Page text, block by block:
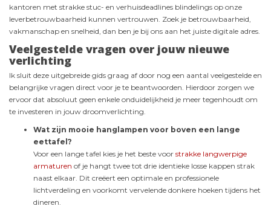
kantoren met strakke stuc- en verhuisdeadlines blindelings op onze
leverbetrouwbaarheid kunnen vertrouwen. Zoek je betrouwbaarheid,
vakmanschap en snelheid, dan ben je bij ons aan het juiste digitale adres.
Veelgestelde vragen over jouw nieuwe
verlichting
Ik sluit deze uitgebreide gids graag af door nog een aantal veelgestelde en
belangrijke vragen direct voor je te beantwoorden. Hierdoor zorgen we
ervoor dat absoluut geen enkele onduidelijkheid je meer tegenhoudt om
te investeren in jouw droomverlichting.
Wat zijn mooie hanglampen voor boven een lange
eettafel?
Voor een lange tafel kies je het beste voor strakke langwerpige
armaturen of je hangt twee tot drie identieke losse kappen strak
naast elkaar. Dit creëert een optimale en professionele
lichtverdeling en voorkomt vervelende donkere hoeken tijdens het
dineren.